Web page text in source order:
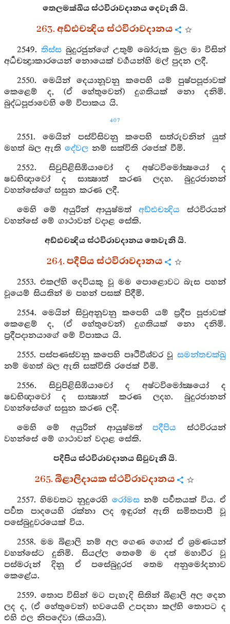
තෙලමක්ඛිය ස්ථවිරාවදානය දෙවැනි යි.
263. අඩ්ඪචන්‍දිය ස්ථවිරාවදානය
2549. තිස්සබුදුරජුන්ගේ උතුම් බෝරුක මුල මා විසින්
අර්‍ධචන්‍ද්‍රාකාරයෙන් නොයෙක් වර්‍ගයන්හි මල් පුදන ලදී.
2550. මෙයින් දෙයානූවනු කපෙහි යම් පුෂ්පපූජාවක්
කෙළෙම් ද, (ඒ හේතුවෙන්) දුගතියක් නො දනිමි.
බුද්ධපූජාවෙහි මේ විපාකය යි.
407
2551. මෙයින් පස්විසිවනු කපෙහි සත්රුවනින් යුත්
මහත් බල ඇති දේවල නම් සක්විති රජෙක් වීමි.
2552. සිවුපිළිසිඹියාවෝ ද අෂ්ටවිමෝක්‍ෂයෝ ද
ෂඩභිඥාවෝ ද සාක්‍ෂාත් කරණ ලදහ. බුදුරජානන්
වහන්සේගේ සසුන කරණ ලදී.
මෙහි මේ අයුරින් ආයුෂ්මත්අඩ්ඪචන්‍දිය ස්ථවිරයන්
වහන්සේ මේ ගාථාවන් වදාළ සේකි.
අඩ්ඪචන්‍දිය ස්ථවිරාවදානය තෙවැනි යි.
264. පදීපිය ස්ථවිරාවදානය
2553. එකල්හි දෙවියකු වූ මම පොළොවට බැස පහන්
වූයෙම් සියතින් ම පහන් පසක් පිදීමි.
2554. මෙයින් සිවුඅනූවනු කපෙහි යම් ප්‍රදීප පූජාවක්
කෙළෙම් ද, (ඒ හේතුවෙන්) දුගතියක් නො දනිමි.
ප්‍රදීපදානයාගේ මේ විපාකය යි.
2555. පස්පණස්වනු කපෙහි පෘථිවීශ්වර වූ සමන්තචක්ඛු
නම් මහත් බල ඇති සක්විති රජෙක් වීමි.
2556. සිවුපිළිසිඹියාවෝ ද අෂ්ටවිමෝක්‍ෂයෝ ද
ෂඩභිඥාවෝ ද සාක්‍ෂාත් කරණ ලදහ. බුදුරජානන්
වහන්සේගේ සසුන කරණ ලදී.
මෙහි මේ අයුරින් ආයුෂ්මත්පදීපිය ස්ථවිරයන්
වහන්සේ මේ ගාථාවන් වදාළ සේකි.
පදීපිය ස්ථවිරාවදානය සිවුවැනි යි.
265. බිළාලිදායක ස්ථවිරාවදානය
2557. හිමවතට නුදුරෙහි රෝමසනම් පර්‍වතයක් විය. ඒ
පර්‍වත පාදයෙහි රක්නා ලද ඉඳුරන් ඇති සමිතපාපී වූ
පසේබුදුවරයෙක් විය.
2558. මම බිළාලි නම් අල ගෙණ ගොස් ඒ ශ්‍රමණයන්
වහන්සේට දුනිමි. සියල්ල තෙමේ ම දත් මහාවීර වූ
පස්මරුන් දිනූ ඒ පසේබුදුරජ තෙම අනුමෝදනාව
කෙළේය.
2559. තොප විසින් මට පැහැදි සිතින් බිළාලි අල දෙන
ලද ද, (ඒ හේතුවෙන්) භවයෙහි උපදනා කල්හි තොපට ද
එහි ඵල නිපදේවා (කියායි).